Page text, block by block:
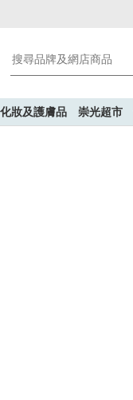
化妝及護膚品 崇光超市